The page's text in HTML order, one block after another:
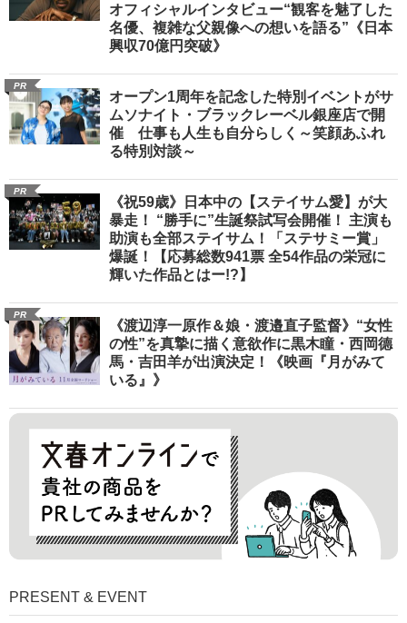
オフィシャルインタビュー“観客を魅了した
名優、複雑な父親像への想いを語る”《日本
興収70億円突破》
PR
オープン1周年を記念した特別イベントがサ
ムソナイト・ブラックレーベル銀座店で開
催 仕事も人生も自分らしく～笑顔あふれ
る特別対談～
PR
《祝59歳》日本中の【ステイサム愛】が大
暴走！ “勝手に”生誕祭試写会開催！ 主演も
助演も全部ステイサム！「ステサミー賞」
爆誕！【応募総数941票 全54作品の栄冠に
輝いた作品とはー!?】
PR
《渡辺淳一原作＆娘・渡邉直子監督》“女性
の性”を真摯に描く意欲作に黒木瞳・西岡德
馬・吉田羊が出演決定！《映画『月がみて
いる』》
PRESENT & EVENT